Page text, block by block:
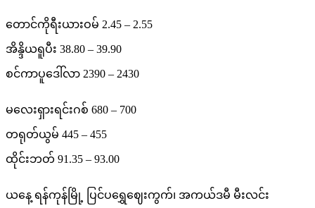
တောင်ကိုရီးယားဝမ် 2.45 – 2.55
အိန္ဒိယရူပီး 38.80 – 39.90
စင်ကာပူဒေါ်လာ 2390 – 2430
မလေးရှားရင်းဂစ် 680 – 700
တရုတ်ယွမ် 445 – 455
ထိုင်းဘတ် 91.35 – 93.00
ယနေ့ ရန်ကုန်မြို့ ပြင်ပရွှေဈေးကွက်၊ အကယ်ဒမီ မီးလင်း